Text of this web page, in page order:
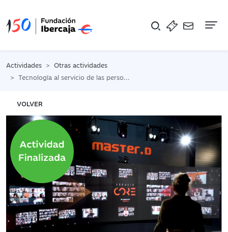
Actividades
Otras actividades
Tecnología al servicio de las personas: cambios en el mercado laboral
VOLVER